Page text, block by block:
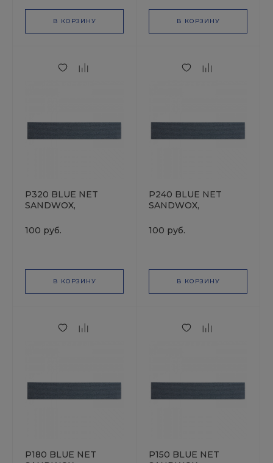
В КОРЗИНУ В КОРЗИНУ
P320 BLUE NET
SANDWOX,
на сетчатой основе,
оксид алюминия
100 руб.
В КОРЗИНУ
P240 BLUE NET
SANDWOX,
на сетчатой основе,
оксид алюминия
100 руб.
В КОРЗИНУ
P180 BLUE NET
P150 BLUE NET